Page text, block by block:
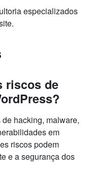
especializados
riscos de
hacking, malware,
em
riscos podem
e a segurança dos